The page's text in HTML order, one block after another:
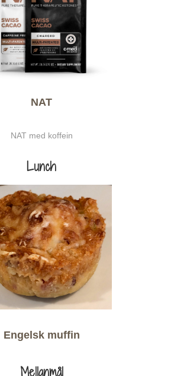
NAT
NAT med koffein
Lunch
Engelsk muffin
Mellanmål